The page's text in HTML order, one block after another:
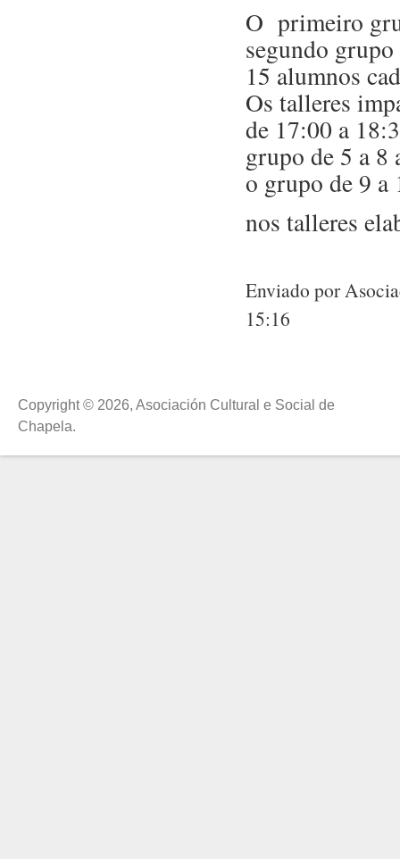
O primeiro
segundo
15 alumnos
Os talleres
de 17:00 a
grupo de 5 a 8
o grupo de 9
nos talleres
Enviado por
15:16
Copyright © 2026, Asociación Cultural e Social de
Chapela.